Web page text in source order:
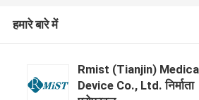
हमारे बारे में
Rmist (Tianjin)
Device Co., Ltd. निर्माता